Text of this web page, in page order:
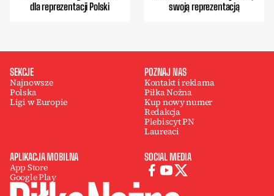
dla reprezentacji Polski
swoją reprezentacją
SEKCJE
Najnowsze
Polska
Ligi w Europie
POZNAJ NAS
Kontakt i reklama
Piłka Nożna
Kup nowy numer
Redakcja
Plebiscyt PN
Laureaci
APLIKACJA MOBILNA
App Store
Google Play
SOCIAL MEDIA